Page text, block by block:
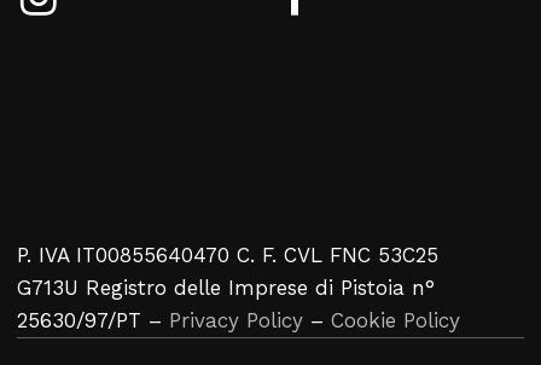
P. IVA IT00855640470 C. F. CVL FNC 53C25
G713U Registro delle Imprese di Pistoia n°
25630/97/PT – Privacy Policy – Cookie Policy